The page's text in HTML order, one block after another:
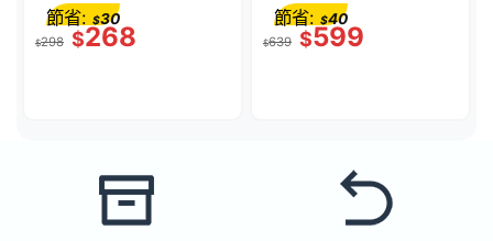
$298 $268
節省: $30
53447001-P012
$639 $599
節省: $40